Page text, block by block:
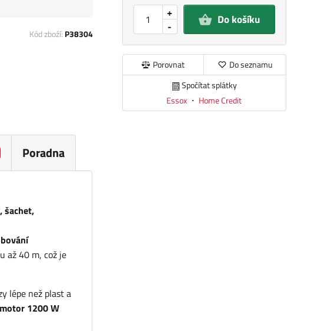
-
+ Do košíku
Porovnat
Do seznamu
Spočítat splátky
Essox ・ Home Credit
Kód zboží: P38304
Poradna
šachet,
až 40 m, což je
lépe než plast a
1200 W